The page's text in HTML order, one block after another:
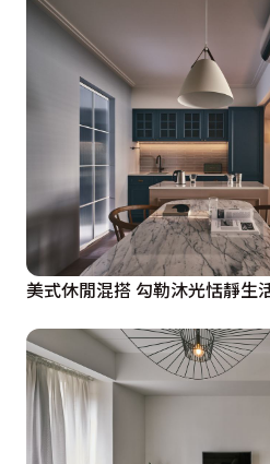
美式休閒混搭 勾勒沐光恬靜